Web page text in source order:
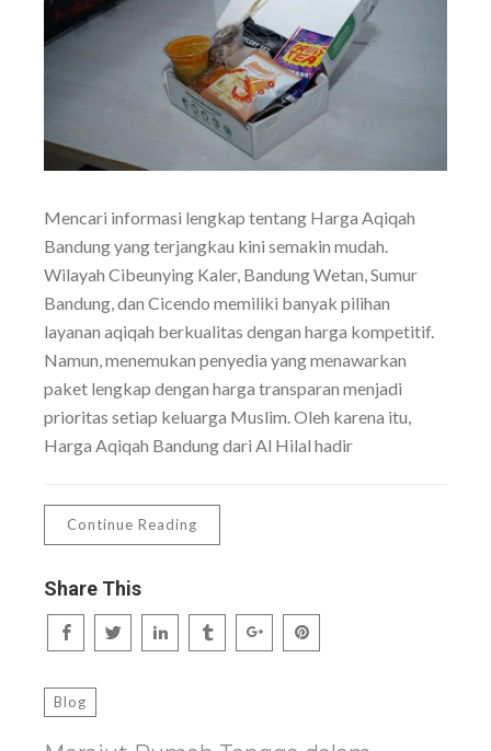
Mencari informasi lengkap tentang Harga Aqiqah
Bandung yang terjangkau kini semakin mudah.
Wilayah Cibeunying Kaler, Bandung Wetan, Sumur
Bandung, dan Cicendo memiliki banyak pilihan
layanan aqiqah berkualitas dengan harga kompetitif.
Namun, menemukan penyedia yang menawarkan
paket lengkap dengan harga transparan menjadi
prioritas setiap keluarga Muslim. Oleh karena itu,
Harga Aqiqah Bandung dari Al Hilal hadir
Continue Reading
Share This
Blog